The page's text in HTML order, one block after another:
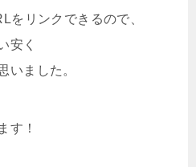
をリンクできるので、
安く
いました。
す！